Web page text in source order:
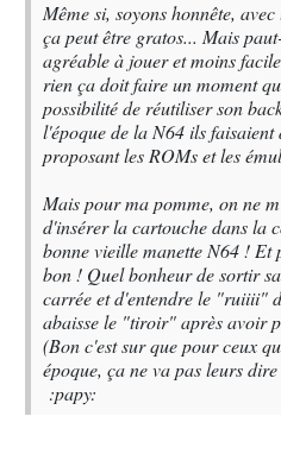
Même si, soyons honnête,
ça peut être gratos... Mais
agréable à jouer et moins
rien ça doit faire un moment
possibilité de réutiliser son
l'époque de la N64 ils faisaient
proposant les ROMs et les
Mais pour ma pomme, on ne
d'insérer la cartouche dans la
bonne vieille manette N64 ! Et
bon ! Quel bonheur de sortir
carrée et d'entendre le "ruiiii"
abaisse le "tiroir" après avoir
(Bon c'est sur que pour ceux
époque, ça ne va pas leurs
:papy: